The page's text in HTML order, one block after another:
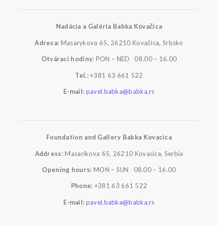
Nadácia a Galéria Babka Kovačica
Adresa: Masarykova 65, 26210 Kovačica, Srbsko
Otváraci hodiny: PON – NED 08.00 – 16.00
Tel.:+381 63 661 522
E-mail: pavel.babka@babka.rs
Foundation and Gallery Babka Kovacica
Address:Masarikova 65, 26210 Kovacica, Serbia
Opening hours: MON – SUN 08.00 – 16.00
Phone: +381 63 661 522
E-mail: pavel.babka@babka.rs